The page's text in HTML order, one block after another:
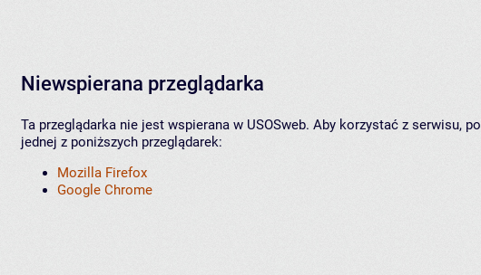
Niewspierana przeglądarka
Ta przeglądarka nie jest wspierana w USOSweb. Aby korzystać z serwisu,
jednej z poniższych przeglądarek:
Mozilla Firefox
Google Chrome